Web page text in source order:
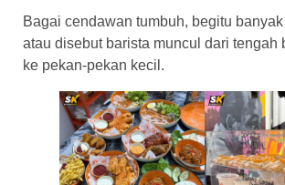
Bagai cendawan tumbuh, begitu
atau disebut barista muncul dari tengah
ke pekan-pekan kecil.